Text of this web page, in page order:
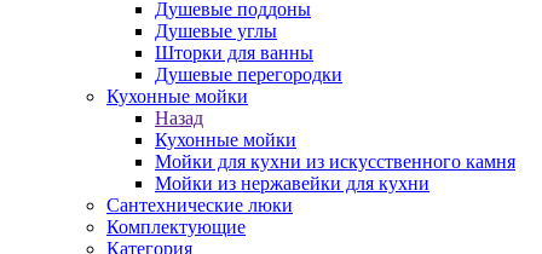
Душевые поддоны
Душевые углы
Шторки для ванны
Душевые перегородки
Кухонные мойки
Назад
Кухонные мойки
Мойки для кухни из искусственного камня
Мойки из нержавейки для кухни
Сантехнические люки
Комплектующие
Категория